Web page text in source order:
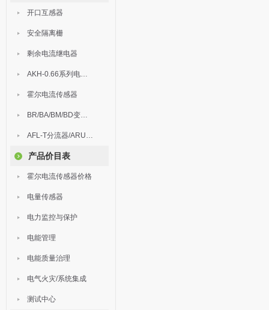
开口互感器
安全隔离栅
剩余电流继电器
AKH-0.66系列电流互感器
霍尔电流传感器
BR/BA/BM/BD变送器
AFL-T分流器/ARU浪涌保护器
产品价目表
霍尔电流传感器价格
电量传感器
电力监控与保护
电能管理
电能质量治理
电气火灾/系统集成
测试中心